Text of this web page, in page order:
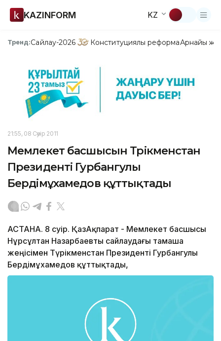
KAZINFORM KZ
Тренд:Сайлау-2026 Конституциялық реформаАрнайы
21:55, 08 Сәуір 2011
Мемлекет басшысын Түрікменстан
Президенті Гурбангулы
Бердімұхамедов құттықтады
АСТАНА. 8 сәуір. ҚазАқпарат - Мемлекет басшысы
Нұрсұлтан Назарбаевты сайлаудағы тамаша
жеңісімен Түрікменстан Президенті Гурбангулы
Бердімұхамедов құттықтады,